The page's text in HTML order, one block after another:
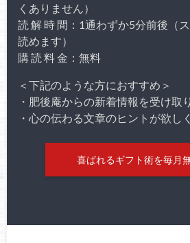
くありません）
読 解 時 間：1通わずか5分前後（
読めます）
購 読 料 金：無料
＜下記のような方におすすめ＞
・肥後庵からの新着情報を受け取
・心の伝わる文章のヒントが欲し
喜ばれるギフト術を毎月